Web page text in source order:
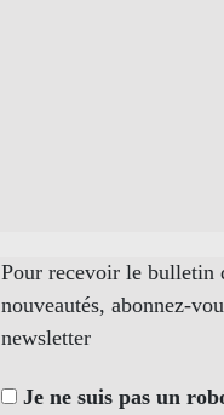
Pour recevoir le bulletin
nouveautés, abonnez-
newsletter
Je ne suis pas un